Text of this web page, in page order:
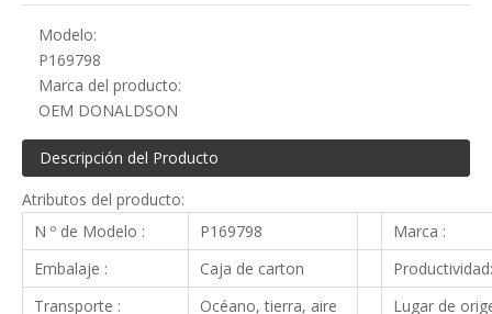
Modelo:
P169798
Marca del producto:
OEM DONALDSON
Descripción del Producto
Atributos del producto:
N º de Modelo :
P169798
Marca :
Embalaje :
Caja de carton
Productividad:
Transporte :
Océano, tierra, aire
Lugar de